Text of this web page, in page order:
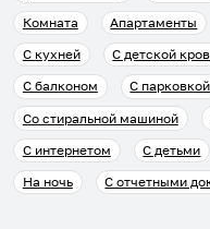
Комната
Апартаменты
С кухней
С детской
С балконом
С парковкой
Со стиральной машиной
С интернетом
С детьми
На ночь
С отчетными